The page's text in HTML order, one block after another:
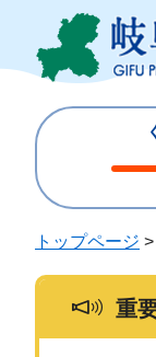
ジ
ュ
じ
トップページ >
重